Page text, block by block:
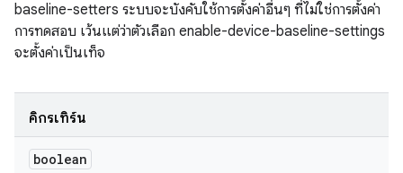
baseline-setters ระบบจะบังคับใช้การตั้งค่าอื่นๆ ที่ไม่ใช่การตั้งค่า
การทดสอบ เว้นแต่ว่าตัวเลือก enable-device-baseline-settings
จะตั้งค่าเป็นเท็จ
คิกรีเทิร์น
boolean